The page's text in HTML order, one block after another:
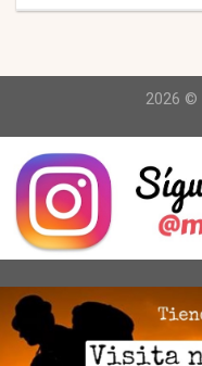
2026 ©